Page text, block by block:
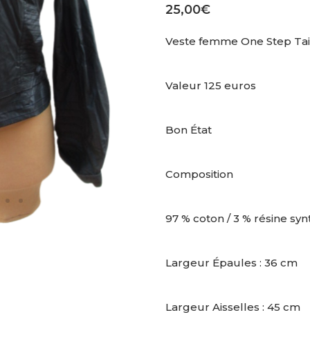
25,00€
Veste femme One Step
Valeur 125 euros
Bon État
Composition
97 % coton / 3 % résine
Largeur Épaules : 36 cm
Largeur Aisselles : 45 cm